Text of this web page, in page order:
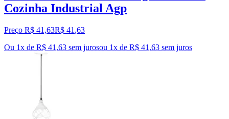
Cozinha Industrial Agp
Preço R$ 41,63R$ 41 ,63
Ou 1x de R$ 41,63 sem jurosou 1x de R$ 41,63 sem juros